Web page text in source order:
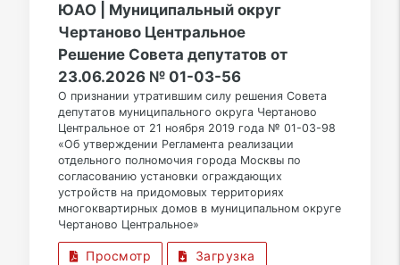
ЮАО | Муниципальный округ
Чертаново Центральное
Решение Совета депутатов от
23.06.2026 № 01-03-56
О признании утратившим силу решения Совета
депутатов муниципального округа Чертаново
Центральное от 21 ноября 2019 года № 01-03-98
«Об утверждении Регламента реализации
отдельного полномочия города Москвы по
согласованию установки ограждающих
устройств на придомовых территориях
многоквартирных домов в муниципальном округе
Чертаново Центральное»
Просмотр Загрузка